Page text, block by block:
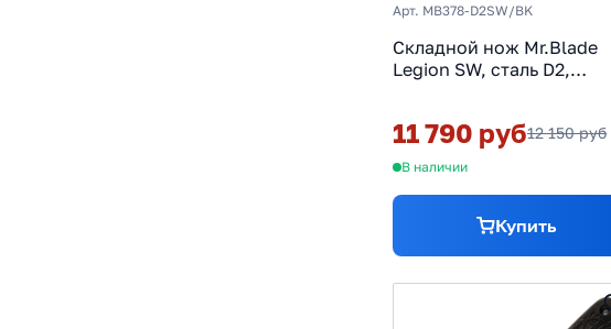
Арт. MB378-D2SW/BK
Складной нож Mr.Blade
Legion SW, сталь D2,
11 790 руб12 150 руб
В наличии
Купить